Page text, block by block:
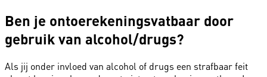
Ben je ontoerekeningsvatbaar door
gebruik van alcohol/drugs?
Als jij onder invloed van alcohol of drugs een strafbaar feit